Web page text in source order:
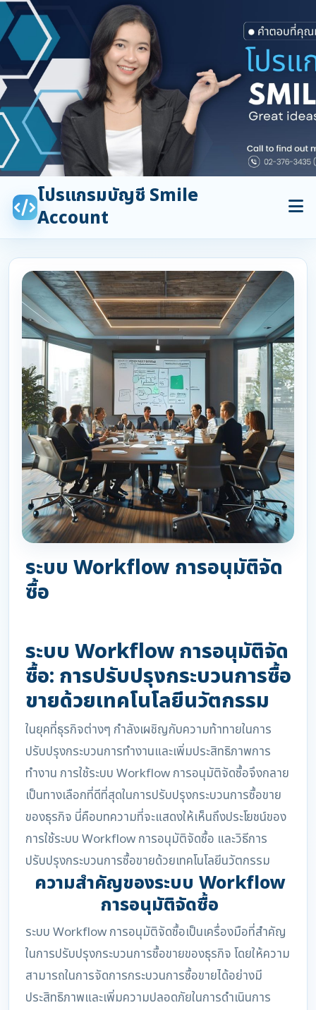
โปรแกรมบัญชี Smile
Account
ระบบ Workflow การอนุมัติจัด
ซื้อ
ระบบ Workflow การอนุมัติจัด
ซื้อ: การปรับปรุงกระบวนการซื้อ
ขายด้วยเทคโนโลยีนวัตกรรม
ในยุคที่ธุรกิจต่างๆ กำลังเผชิญกับความท้าทายในการ
ปรับปรุงกระบวนการทำงานและเพิ่มประสิทธิภาพการ
ทำงาน การใช้ระบบ Workflow การอนุมัติจัดซื้อจึงกลาย
เป็นทางเลือกที่ดีที่สุดในการปรับปรุงกระบวนการซื้อขาย
ของธุรกิจ นี่คือบทความที่จะแสดงให้เห็นถึงประโยชน์ของ
การใช้ระบบ Workflow การอนุมัติจัดซื้อ และวิธีการ
ปรับปรุงกระบวนการซื้อขายด้วยเทคโนโลยีนวัตกรรม
ความสำคัญของระบบ Workflow
การอนุมัติจัดซื้อ
ระบบ Workflow การอนุมัติจัดซื้อเป็นเครื่องมือที่สำคัญ
ในการปรับปรุงกระบวนการซื้อขายของธุรกิจ โดยให้ความ
สามารถในการจัดการกระบวนการซื้อขายได้อย่างมี
ประสิทธิภาพและเพิ่มความปลอดภัยในการดำเนินการ